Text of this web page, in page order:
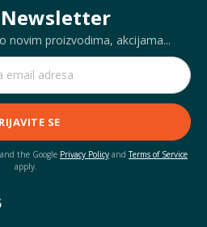
novim proizvodima, akcijama...
SE
the Google Privacy Policy andTerms of Service
apply.